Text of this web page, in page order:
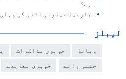
ہے؟
جارجیا میلونی اٹلی کی
لیبلز
ویانا جوہری مذاکرات
حتمی رائے جوہری معاہدے